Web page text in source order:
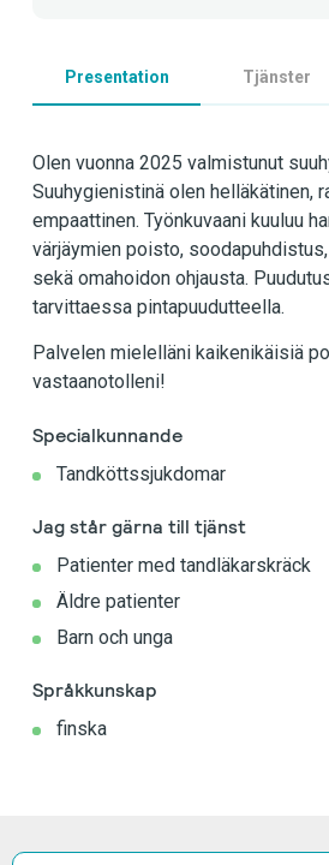
Presentation Tjänster
Olen vuonna 2025 valmistunut
Suuhygienistinä olen helläkätinen,
empaattinen. Työnkuvaani kuuluu
värjäymien poisto,
sekä omahoidon ohjausta.
tarvittaessa pintapuudutteella.
Palvelen mielelläni kaikenikäisiä
vastaanotolleni!
Specialkunnande
Tandköttssjukdomar
Jag står gärna till tjänst
Patienter med tandläkarskräck
Äldre patienter
Barn och unga
Språkkunskap
finska